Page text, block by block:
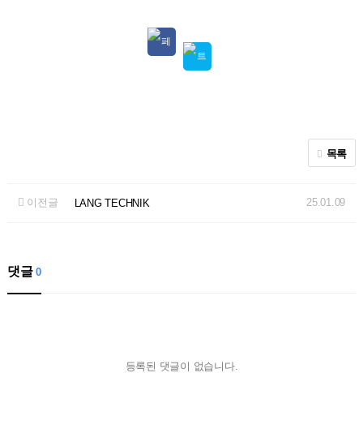
목록
이전글 LANG TECHNIK 25.01.09
댓글0
등록된 댓글이 없습니다.